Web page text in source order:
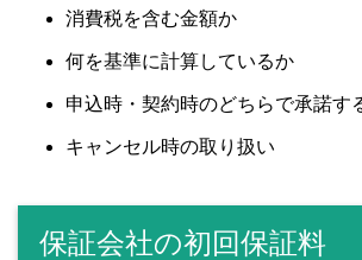
消費税を含む金額か
何を基準に計算しているか
申込時・契約時のどちらで承諾す
キャンセル時の取り扱い
保証会社の初回保証料